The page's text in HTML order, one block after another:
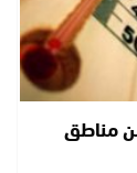
مناطق